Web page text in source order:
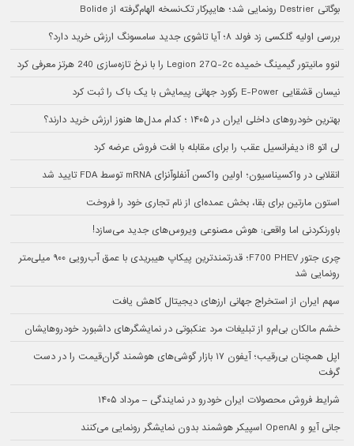
بوگاتی Destrier رونمایی شد؛ هایپرکار تک‌نسخه الهام‌گرفته از Bolide
بررسی اولیه گلکسی زد فولد ۸؛ آیا تاشوی جدید سامسونگ ارزش خرید دارد؟
لنوو مانیتور گیمینگ خمیده Legion 27Q-2c را با نرخ تازه‌سازی 240 هرتز معرفی کرد
نیسان قشقایی E-Power رکورد جهانی پیمایش با یک باک را ثبت کرد
بهترین خودروهای داخلی ایران در ۱۴۰۵ ؛ کدام مدل‌ها هنوز ارزش خرید دارند؟
لی اتو i8 دیفرانسیل عقب را برای مقابله با افت فروش عرضه کرد
انقلابی در واکسیناسیون؛ اولین واکسن آنفلوآنزای mRNA توسط FDA تایید شد
استون مارتین برای بقا، بخش عمده‌ای از نام تجاری خود را فروخت
باورنکردنی اما واقعی: هوش مصنوعی ویروس‌های جدید می‌سازد!
چری جتور F700 PHEV؛ قدرتمندترین پیکاپ هیبریدی با عمق آب‌رویی ۹۰۰ میلی‌متر
رونمایی شد
سهم ایران از استخراج جهانی ارزهای دیجیتال کاهش یافت
خشم مالکان بی‌ام‌و از تبلیغات مرد عنکبوتی در نمایشگرهای داشبورد خودروهایشان
اپل همچنان بی‌رقیب؛ آیفون ۱۷ بازار گوشی‌های هوشمند گران‌قیمت را در دست
گرفت
شرایط فروش محصولات ایران خودرو در نمایندگی – مرداد ۱۴۰۵
جانی آیو و OpenAI اسپیکر هوشمند بدون نمایشگر رونمایی می‌کنند